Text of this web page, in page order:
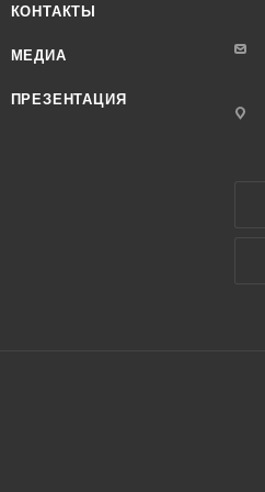
КОНТАКТЫ
МЕДИА
ПРЕЗЕНТАЦИЯ